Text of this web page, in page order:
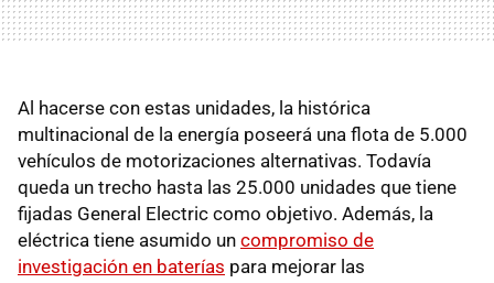
Al hacerse con estas unidades, la histórica
multinacional de la energía poseerá una flota de 5.000
vehículos de motorizaciones alternativas. Todavía
queda un trecho hasta las 25.000 unidades que tiene
fijadas General Electric como objetivo. Además, la
eléctrica tiene asumido un compromiso de
investigación en baterías para mejorar las